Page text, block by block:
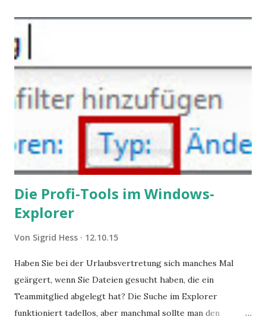
Angstzuständen ihrer Mitglieder. Dafür könnte es Gründe
geben, die weitgehend noch im Dunkeln zu liegen scheinen.
Die Profi-Tools im Windows-
Explorer
Von Sigrid Hess 12.10.15
Haben Sie bei der Urlaubsvertretung sich manches Mal
geärgert, wenn Sie Dateien gesucht haben, die ein
Teammitglied abgelegt hat? Die Suche im Explorer
funktioniert tadellos, aber manchmal sollte man den